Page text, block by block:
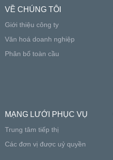
VỀ CHÚNG TÔI
Giới thiệu công ty
Văn hoá doanh nghiệp
Phân bố toàn cầu
MẠNG LƯỚI PHỤC VỤ
Trung tâm tiếp thị
Các đơn vị được uỷ quyền